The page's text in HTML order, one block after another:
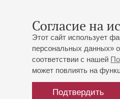
Согласие на
Этот сайт использует
персональных данных»
соответствии с нашей
может повлиять на
Подтвердить